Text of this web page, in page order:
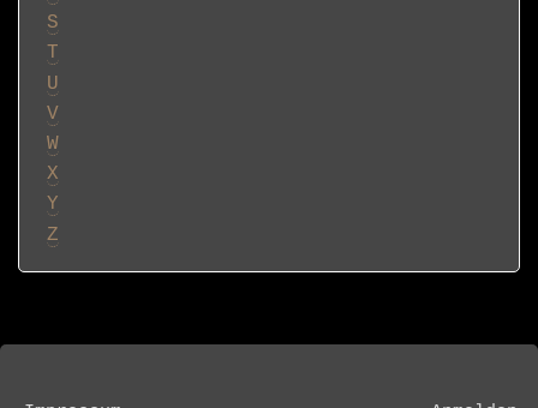
S
T
U
V
W
X
Y
Z